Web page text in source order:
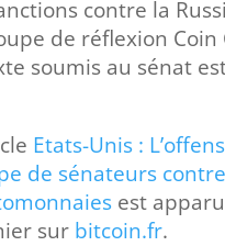
contre la
de réflexion Coin
soumis au sénat
Etats-Unis :
de sénateurs
est
sur bitcoin.fr.